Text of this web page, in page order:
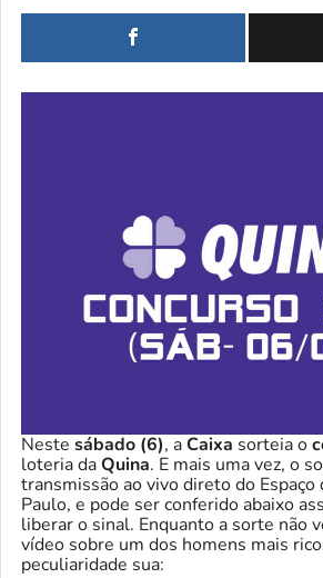
Neste sábado (6), aCaixa sorteia o
loteria daQuina. E mais uma vez, o
transmissão ao vivo direto do Espaço
Paulo, e pode ser conferido abaixo
liberar o sinal. Enquanto a sorte não
vídeo sobre um dos homens mais
peculiaridade sua: